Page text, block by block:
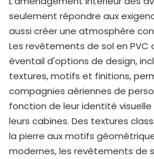
seulement répondre aux
aussi créer une atmosphère
Les revêtements de sol en PVC
éventail d'options de design,
textures, motifs et finitions,
compagnies aériennes de
fonction de leur identité
leurs cabines. Des textures
la pierre aux motifs
modernes, les revêtements de